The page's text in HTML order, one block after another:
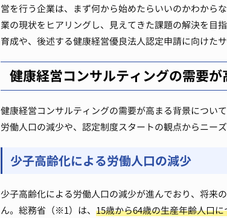
営を行う企業は、まず何から始めたらいいのかわから
業の現状をヒアリングし、見えてきた課題の解決を目
育成や、後述する健康経営優良法人認定申請に向けた
健康経営コンサルティングの需要が
健康経営コンサルティングの需要が高まる背景につい
労働人口の減少や、認定制度スタートの観点からニー
少子高齢化による労働人口の減少
少子高齢化による労働人口の減少が進んでおり、将来
ん。総務省（※1）は、 15歳から64歳の生産年齢人口